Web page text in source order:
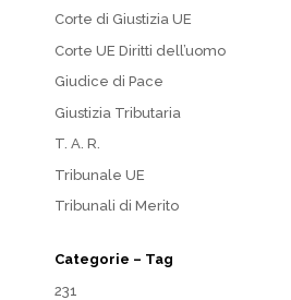
Corte di Giustizia UE
Corte UE Diritti dell’uomo
Giudice di Pace
Giustizia Tributaria
T. A. R.
Tribunale UE
Tribunali di Merito
Categorie – Tag
231